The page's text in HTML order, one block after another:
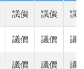
議價 議價 議
議價 議價 議
議價 議價 議